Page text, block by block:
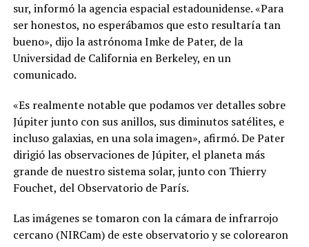
sur, informó la agencia espacial estadounidense. «Para
ser honestos, no esperábamos que esto resultaría tan
bueno», dijo la astrónoma Imke de Pater, de la
Universidad de California en Berkeley, en un
comunicado.
«Es realmente notable que podamos ver detalles sobre
Júpiter junto con sus anillos, sus diminutos satélites, e
incluso galaxias, en una sola imagen», afirmó. De Pater
dirigió las observaciones de Júpiter, el planeta más
grande de nuestro sistema solar, junto con Thierry
Fouchet, del Observatorio de París.
Las imágenes se tomaron con la cámara de infrarrojo
cercano (NIRCam) de este observatorio y se colorearon